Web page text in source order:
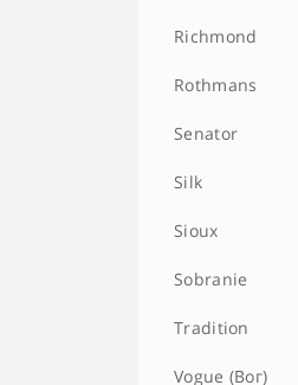
Richmond
Rothmans
Senator
Silk
Sioux
Sobranie
Tradition
Vogue (Вог)